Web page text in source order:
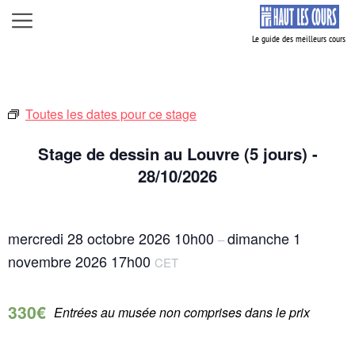
Aller
au
Menu
Toutes les dates pour ce stage
Stage de dessin au Louvre (5 jours) -
28/10/2026
mercredi 28 octobre 2026 10h00 –dimanche 1
novembre 2026 17h00 CET
330€ Entrées au musée non comprises dans le prix